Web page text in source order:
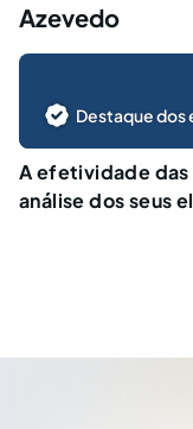
Azevedo
Destaque dos
A efetividade
análise dos seus